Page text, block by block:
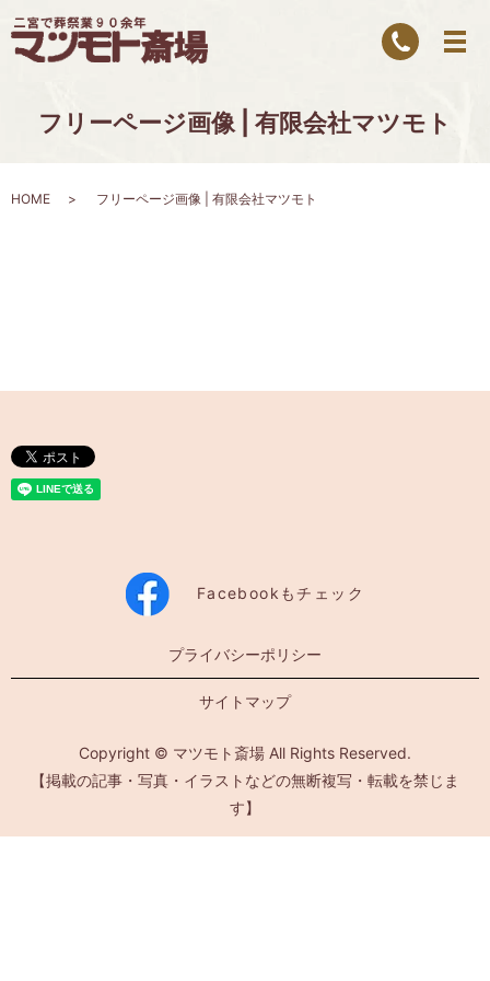
フリーページ画像 | 有限会社マツモト
HOME フリーページ画像 | 有限会社マツモト
Facebookもチェック
プライバシーポリシー
サイトマップ
Copyright © マツモト斎場 All Rights Reserved.
【掲載の記事・写真・イラストなどの無断複写・転載を禁じま
す】